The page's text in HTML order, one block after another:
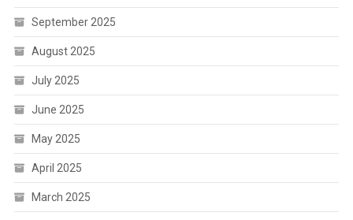
September 2025
August 2025
July 2025
June 2025
May 2025
April 2025
March 2025